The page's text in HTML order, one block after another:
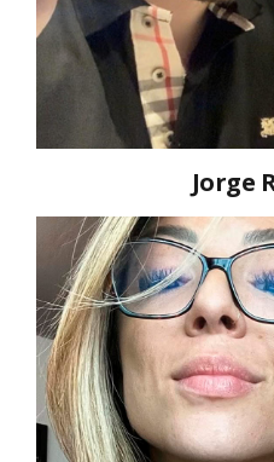
Jorge